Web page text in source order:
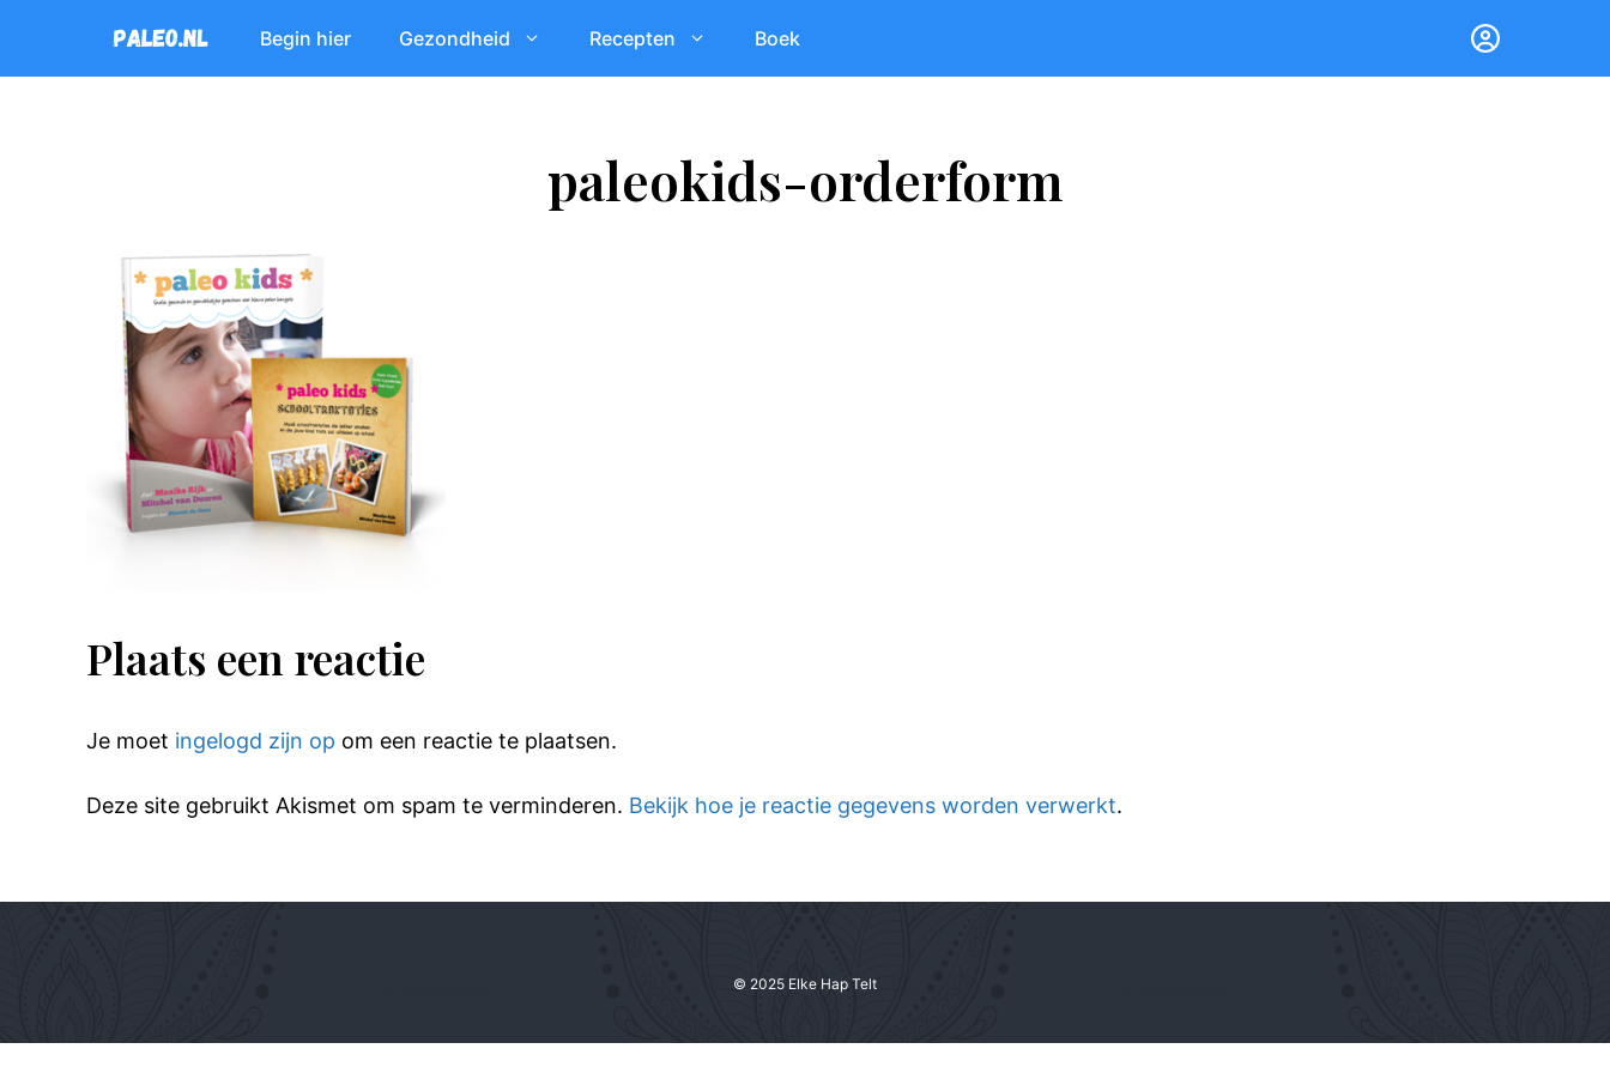
de
Begin hier Gezondheid Recepten Boek
paleokids-orderform
Plaats een reactie
Je moet ingelogd zijn op om een reactie te plaatsen.
Deze site gebruikt Akismet om spam te verminderen. Bekijk hoe je reactie gegevens worden verwerkt.
© 2025 Elke Hap Telt